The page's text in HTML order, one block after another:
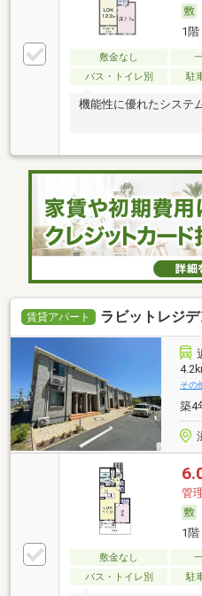
1階
敷金なし
バス・トイレ別
駐
機能性に優れたシステ
賃貸アパート ラビットレジ
その
築4
管
1階
敷金なし
バス・トイレ別
駐